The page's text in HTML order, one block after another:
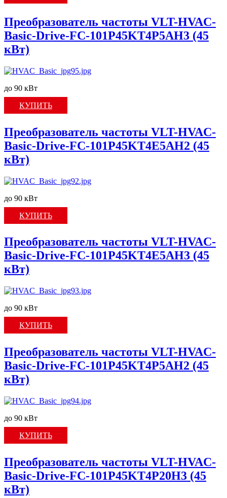
Преобразователь частоты VLT-HVAC-
Basic-Drive-FC-101P45KT4P5AH3 (45
кВт)
до 90 кВт
КУПИТЬ
Преобразователь частоты VLT-HVAC-
Basic-Drive-FC-101P45KT4E5AH2 (45
кВт)
до 90 кВт
КУПИТЬ
Преобразователь частоты VLT-HVAC-
Basic-Drive-FC-101P45KT4E5AH3 (45
кВт)
до 90 кВт
КУПИТЬ
Преобразователь частоты VLT-HVAC-
Basic-Drive-FC-101P45KT4P5AH2 (45
кВт)
до 90 кВт
КУПИТЬ
Преобразователь частоты VLT-HVAC-
Basic-Drive-FC-101P45KT4P20H3 (45
кВт)